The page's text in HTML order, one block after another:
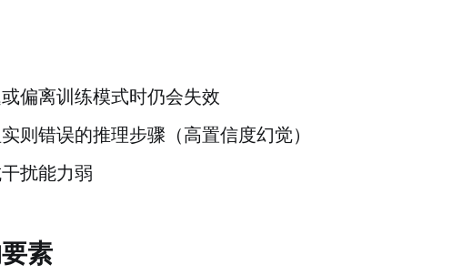
偏离训练模式时仍会失效
则错误的推理步骤（高置信度幻觉）
扰能力弱
素